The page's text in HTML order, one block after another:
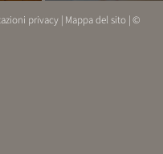
privacy | Mappa del sito |©